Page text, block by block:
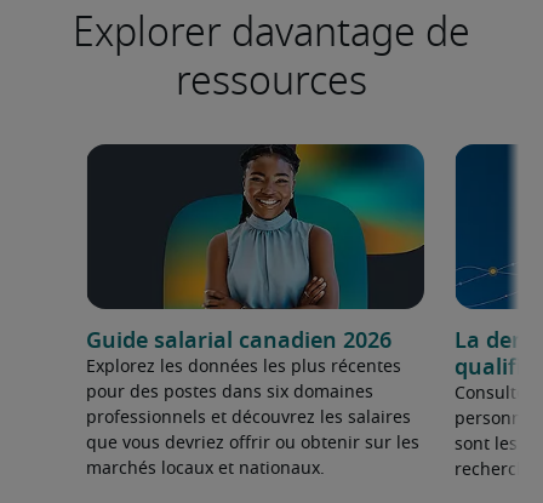
Explorer davantage de
ressources
Guide salarial canadien 2026
Explorez les données les plus récentes
pour des postes dans six domaines
professionnels et découvrez les salaires
que vous devriez offrir ou obtenir sur les
marchés locaux et nationaux.
La
qualifié
Consultez
personnel
sont les